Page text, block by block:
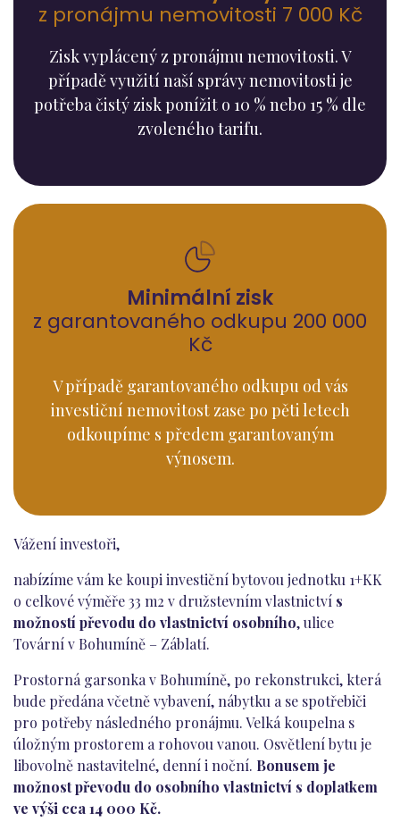
z pronájmu nemovitosti 7 000 Kč
Zisk vyplácený z pronájmu nemovitosti. V
případě využití naší správy nemovitosti je
potřeba čistý zisk ponížit o 10 % nebo 15 % dle
zvoleného tarifu.
Minimální zisk
z garantovaného odkupu 200 000
Kč
V případě garantovaného odkupu od vás
investiční nemovitost zase po pěti letech
odkoupíme s předem garantovaným
výnosem.
Vážení investoři,
nabízíme vám ke koupi investiční bytovou jednotku 1+KK
o celkové výměře 33 m2 v družstevním vlastnictví s
možností převodu do vlastnictví osobního, ulice
Tovární v Bohumíně – Záblatí.
Prostorná garsonka v Bohumíně, po rekonstrukci, která
bude předána včetně vybavení, nábytku a se spotřebiči
pro potřeby následného pronájmu. Velká koupelna s
úložným prostorem a rohovou vanou. Osvětlení bytu je
libovolně nastavitelné, denní i noční. Bonusem je
možnost převodu do osobního vlastnictví s doplatkem
ve výši cca 14 000 Kč.